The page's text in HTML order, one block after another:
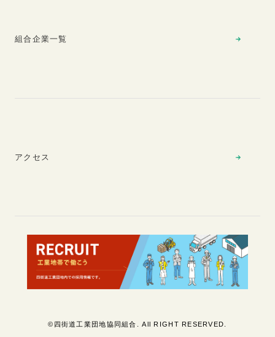
組合企業一覧
アクセス
©四街道工業団地協同組合. All RIGHT RESERVED.